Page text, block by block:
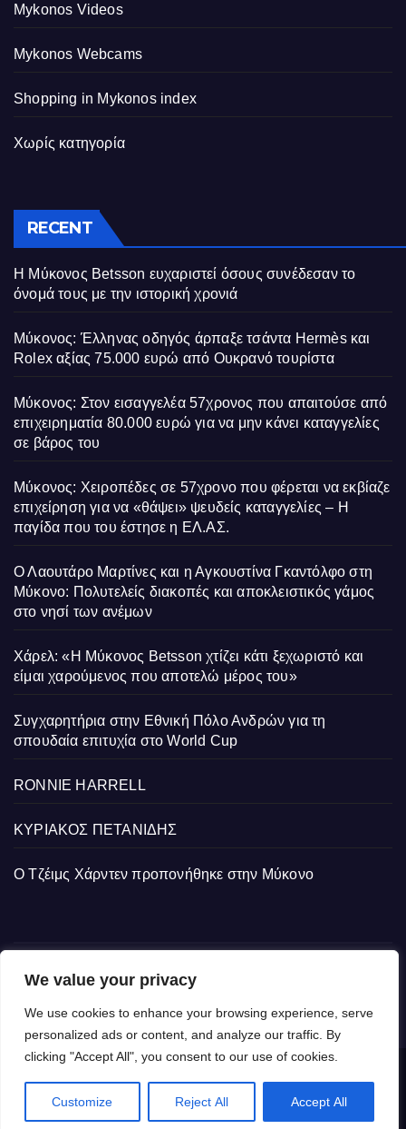
We value your privacy
We use cookies to enhance your browsing experience, serve
personalized ads or content, and analyze our traffic. By
clicking "Accept All", you consent to our use of cookies.
Customize Reject All Accept All
Mykonos Videos
Mykonos Webcams
Shopping in Mykonos index
Χωρίς κατηγορία
RECENT
Η Μύκονος Betsson ευχαριστεί όσους συνέδεσαν το
όνομά τους με την ιστορική χρονιά
Μύκονος: Έλληνας οδηγός άρπαξε τσάντα Hermès και
Rolex αξίας 75.000 ευρώ από Ουκρανό τουρίστα
Μύκονος: Στον εισαγγελέα 57χρονος που απαιτούσε από
επιχειρηματία 80.000 ευρώ για να μην κάνει καταγγελίες
σε βάρος του
Μύκονος: Χειροπέδες σε 57χρονο που φέρεται να εκβίαζε
επιχείρηση για να «θάψει» ψευδείς καταγγελίες – Η
παγίδα που του έστησε η ΕΛ.ΑΣ.
Ο Λαουτάρο Μαρτίνες και η Αγκουστίνα Γκαντόλφο στη
Μύκονο: Πολυτελείς διακοπές και αποκλειστικός γάμος
στο νησί των ανέμων
Χάρελ: «Η Μύκονος Betsson χτίζει κάτι ξεχωριστό και
είμαι χαρούμενος που αποτελώ μέρος του»
Συγχαρητήρια στην Εθνική Πόλο Ανδρών για τη
σπουδαία επιτυχία στο World Cup
RONNIE HARRELL
ΚΥΡΙΑΚΟΣ ΠΕΤΑΝΙΔΗΣ
Ο Τζέιμς Χάρντεν προπονήθηκε στην Μύκονο
Δημιουργήθηκε από το digital2000 με την Υποστήριξη του WordPress
Θέμα: Newsup απόThemeansar